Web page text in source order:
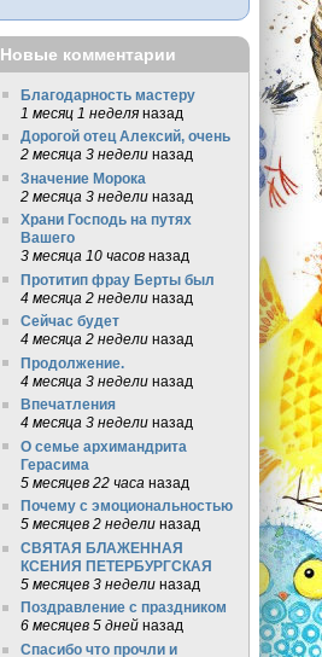
Новые комментарии
Благодарность мастеру
1 месяц 1 неделяназад
Дорогой отец Алексий, очень
2 месяца 3 неделиназад
Значение Морока
2 месяца 3 неделиназад
Храни Господь на путях
Вашего
3 месяца 10 часовназад
Протитип фрау Берты был
4 месяца 2 неделиназад
Сейчас будет
4 месяца 2 неделиназад
Продолжение.
4 месяца 3 неделиназад
Впечатления
4 месяца 3 неделиназад
О семье архимандрита
Герасима
5 месяцев 22 часа назад
Почему с эмоциональностью
5 месяцев 2 неделиназад
СВЯТАЯ БЛАЖЕННАЯ
КСЕНИЯ ПЕТЕРБУРГСКАЯ
5 месяцев 3 неделиназад
Поздравление с праздником
6 месяцев 5 днейназад
Спасибо что прочли и